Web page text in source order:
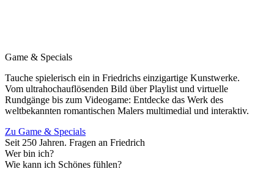
Game & Specials
Tauche spielerisch ein in Friedrichs einzigartige Kunstwerke.
Vom ultrahochauflösenden Bild über Playlist und virtuelle
Rundgänge bis zum Videogame: Entdecke das Werk des
weltbekannten romantischen Malers multimedial und interaktiv.
Zu Game & Specials
Seit 250 Jahren. Fragen an Friedrich
Wer bin ich?
Wie kann ich Schönes fühlen?